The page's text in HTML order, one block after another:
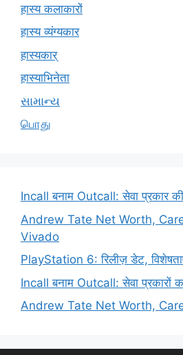
हास्य कलाकारों
हास्य व्यंग्यकार
हास्यकार्
हास्याभिनेता
સામાન્ય
பொது
Incall बनाम Outcall: सेवा प्रकार
Andrew Tate Net Worth,
Vivado
PlayStation 6: रिलीज़ डेट,
Incall बनाम Outcall: सेवा प्रकारों
Andrew Tate Net Worth,